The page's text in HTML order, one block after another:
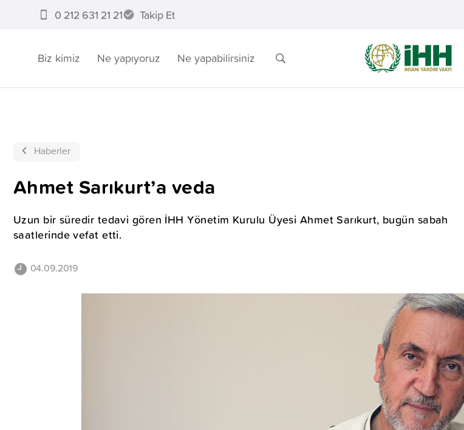
0 212 631 21 21 Takip Et
Biz kimiz Ne yapıyoruz Ne yapabilirsiniz
Haberler
Ahmet Sarıkurt’a veda
Uzun bir süredir tedavi gören İHH Yönetim Kurulu Üyesi Ahmet Sarıkurt, bugün sabah
saatlerinde vefat etti.
04.09.2019